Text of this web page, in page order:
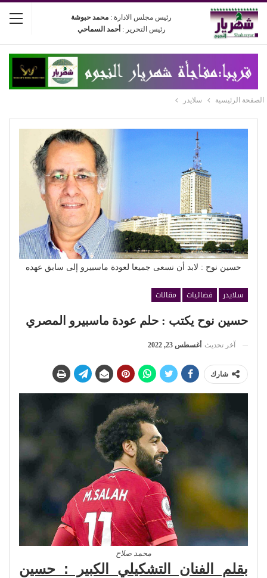
رئيس مجلس الادارة : محمد حبوشة
رئيس التحرير : أحمد السماحي
الصفحة الرئيسية سلايدر
حسين نوح : لابد أن نسعى جميعا لعودة ماسبيرو إلى سابق عهده
سلايدر فضائيات
مقالات
حسين نوح يكتب : حلم عودة ماسبيرو المصري
آخر تحديث أغسطس 23, 2022
شارك
محمد صلاح
بقلم الفنان التشكيلي الكبير : حسين